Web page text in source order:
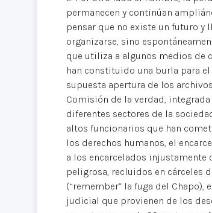
permanecen y continúan
pensar que no existe un futuro y
organizarse, sino
que utiliza a algunos medios de
han constituido una burla para el
supuesta apertura de los
Comisión de la verdad,
diferentes sectores de la
altos funcionarios que han
los derechos humanos, el
a los encarcelados injustamente
peligrosa, recluidos en cárceles
(“remember” la fuga del
judicial que provienen de los